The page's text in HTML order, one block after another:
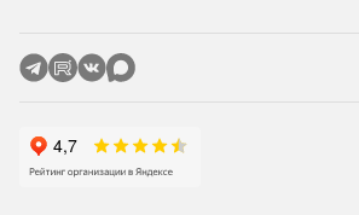
Настраиваемый импорт/экспорт
программами.